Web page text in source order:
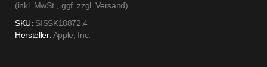
(inkl. MwSt., ggf. zzgl. Versand)
SKU: SISSK18872.4
Hersteller:Apple, Inc.